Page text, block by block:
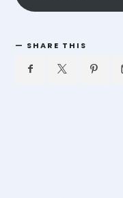
SHARE THIS